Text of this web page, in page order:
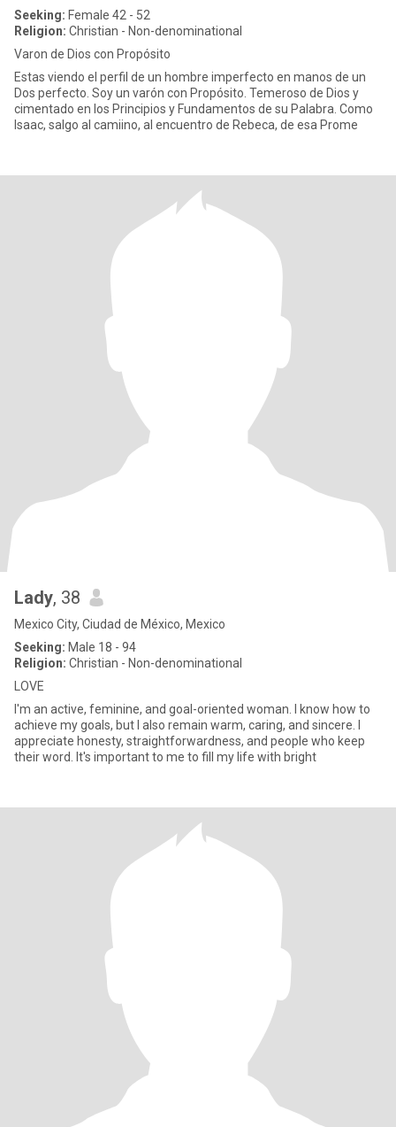
Seeking: Female 42 - 52
Religion: Christian - Non-denominational
Varon de Dios con Propósito
Estas viendo el perfil de un hombre imperfecto en manos de un
Dos perfecto. Soy un varón con Propósito. Temeroso de Dios y
cimentado en los Principios y Fundamentos de su Palabra. Como
Isaac, salgo al camiino, al encuentro de Rebeca, de esa Prome
Lady, 38
Mexico City, Ciudad de México, Mexico
Seeking: Male 18 - 94
Religion: Christian - Non-denominational
LOVE
I'm an active, feminine, and goal-oriented woman. I know how to
achieve my goals, but I also remain warm, caring, and sincere. I
appreciate honesty, straightforwardness, and people who keep
their word. It's important to me to fill my life with bright